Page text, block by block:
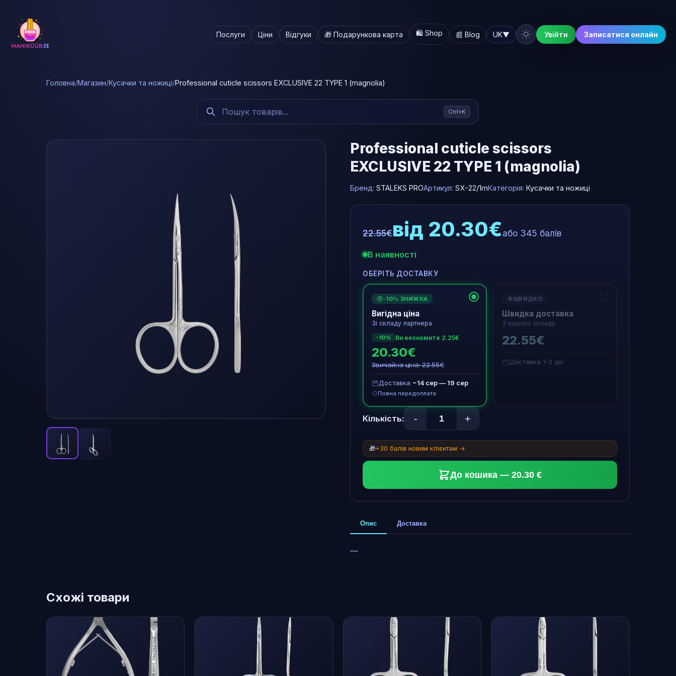
Послуги Ціни Відгуки 🎁 Подарункова карта 🛍️ Shop 📰 Blog UK▼ Увійти Записатися онлайн
Головна/Магазин/Кусачки та ножиці/Professional cuticle scissors EXCLUSIVE 22 TYPE 1 (magnolia)
Ctrl+K
Professional cuticle scissors
EXCLUSIVE 22 TYPE 1 (magnolia)
Бренд: STALEKS PROАртикул: SX-22/1mКатегорія: Кусачки та ножиці
22.55€від 20.30€або 345 балів
В наявності
ОБЕРІТЬ ДОСТАВКУ
€ -10% ЗНИЖКА
Вигідна ціна
Зі складу партнера
-10% Ви економите 2.25€
20.30€
Звичайна ціна: 22.55€
Доставка ~14 сер — 19 сер
Повна передоплата
ШВИДКО
Швидка доставка
З нашого складу
22.55€
Доставка 1-2 дні
Кількість: - +
🎁+30 балів новим клієнтам →
До кошика — 20.30 €
Опис Доставка
—
Схожі товари